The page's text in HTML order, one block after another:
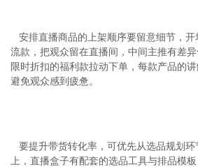
安排直播商品的上架顺序要留意细节，开
流款，把观众留在直播间，中间主推有差
限时折扣的福利款拉动下单，每款产品的
避免观众感到疲惫。
要提升带货转化率，可优先从选品规划环
上， 直播盒子有配套的选品工具与排品模